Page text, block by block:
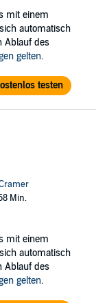
just the thing.
high school
chose her art over
cooled one bit.
his heart: She has
above all else.
she struggles to meet
mit einem
automatisch
Ablauf des
gelten.
testen
Min.
mit einem
automatisch
Ablauf des
gelten.